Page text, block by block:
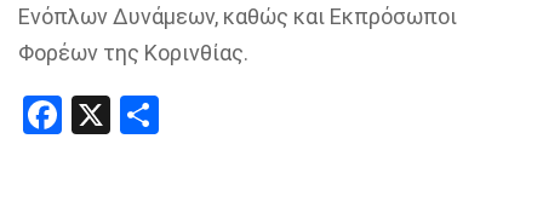
Ενόπλων Δυνάμεων, καθώς και Εκπρόσωποι
Φορέων της Κορινθίας.
Facebook
X